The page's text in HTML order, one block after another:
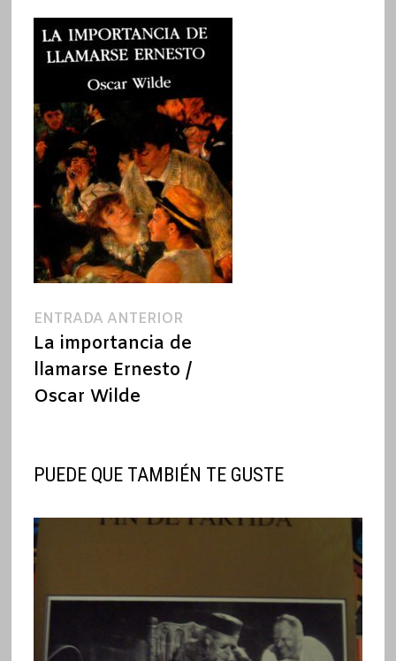
Navegación
de
entradas
ENTRADA ANTERIOREntrada
anterior:
La importancia de
llamarse Ernesto /
Oscar Wilde
PUEDE QUE TAMBIÉN TE GUSTE